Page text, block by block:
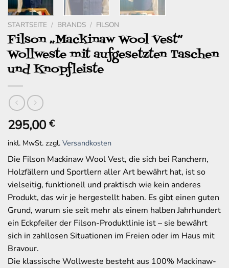
STARTSEITE / BRANDS / FILSON
Filson „Mackinaw Wool Vest“
Wollweste mit aufgesetzten Taschen
und Knopfleiste
295,00 €
inkl. MwSt. zzgl. Versandkosten
Die Filson Mackinaw Wool Vest, die sich bei Ranchern,
Holzfällern und Sportlern aller Art bewährt hat, ist so
vielseitig, funktionell und praktisch wie kein anderes
Produkt, das wir je hergestellt haben. Es gibt einen guten
Grund, warum sie seit mehr als einem halben Jahrhundert
ein Eckpfeiler der Filson-Produktlinie ist – sie bewährt
sich in zahllosen Situationen im Freien oder im Haus mit
Bravour.
Die klassische Wollweste besteht aus 100% Mackinaw-